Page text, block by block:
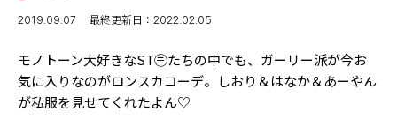
TikTok
Instagram
YouTube
2019.09.07 最終更新日：2022.02.05
モノトーン大好きなST㋲たちの中でも、ガーリー派が今お
気に入りなのがロンスカコーデ。しおり＆はなか＆あーやん
が私服を見せてくれたよん♡